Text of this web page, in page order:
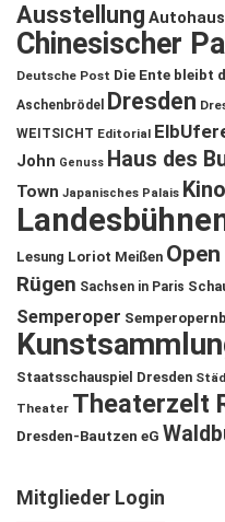
Ausstellung
Chinesischer
Deutsche Post Die Ente bleibt
Aschenbrödel
Dresden
WEITSICHT Editorial
John Genuss Haus des
Town Japanisches Palais Kino
Lesung Loriot Meißen
Rügen Sachsen in Paris
Semperoper
Staatsschauspiel Dresden
Theater Theaterzelt
Dresden-Bautzen eG
Mitglieder Login